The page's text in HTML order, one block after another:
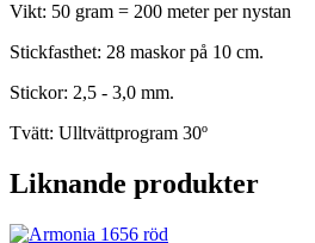
Vikt: 50 gram = 200 meter per nystan
Stickfasthet: 28 maskor på 10 cm.
Stickor: 2,5 - 3,0 mm.
Tvätt: Ulltvättprogram 30º
Liknande produkter